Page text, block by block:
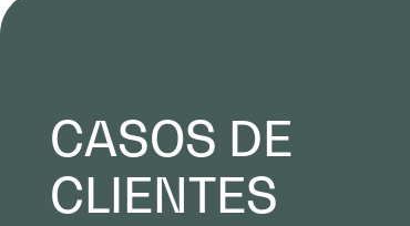
CASOS DE
CLIENTES